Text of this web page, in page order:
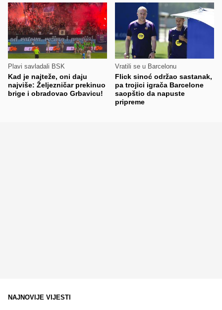
Plavi savladali BSK
Kad je najteže, oni daju
najviše: Željezničar prekinuo
brige i obradovao Grbavicu!
Vratili se u Barcelonu
Flick sinoć održao sastanak,
pa trojici igrača Barcelone
saopštio da napuste
pripreme
NAJNOVIJE VIJESTI